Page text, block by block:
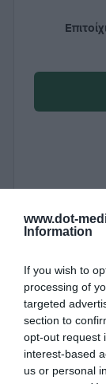
www.dot-
Information
If you wish to
processing of
targeted
section to
opt-out request
interest-based
us or personal